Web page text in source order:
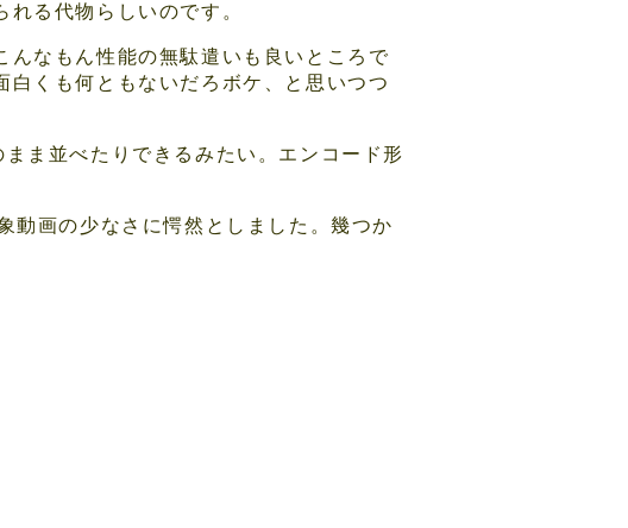
れる代物らしいのです。
んなもん性能の無駄遣いも良いところで
白くも何ともないだろボケ、と思いつつ
ま並べたりできるみたい。エンコード形
動画の少なさに愕然としました。幾つか